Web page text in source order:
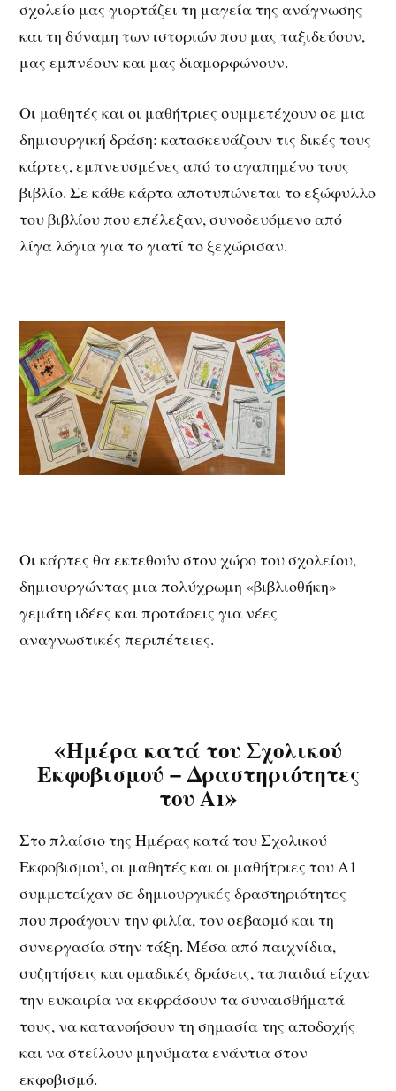
σχολείο μας γιορτάζει τη μαγεία της ανάγνωσης
και τη δύναμη των ιστοριών που μας ταξιδεύουν,
μας εμπνέουν και μας διαμορφώνουν.
Οι μαθητές και οι μαθήτριες συμμετέχουν σε μια
δημιουργική δράση: κατασκευάζουν τις δικές τους
κάρτες, εμπνευσμένες από το αγαπημένο τους
βιβλίο. Σε κάθε κάρτα αποτυπώνεται το εξώφυλλο
του βιβλίου που επέλεξαν, συνοδευόμενο από
λίγα λόγια για το γιατί το ξεχώρισαν.
Οι κάρτες θα εκτεθούν στον χώρο του σχολείου,
δημιουργώντας μια πολύχρωμη «βιβλιοθήκη»
γεμάτη ιδέες και προτάσεις για νέες
αναγνωστικές περιπέτειες.
«Ημέρα κατά του Σχολικού
Εκφοβισμού – Δραστηριότητες
του Α1»
Στο πλαίσιο της Ημέρας κατά του Σχολικού
Εκφοβισμού, οι μαθητές και οι μαθήτριες του Α1
συμμετείχαν σε δημιουργικές δραστηριότητες
που προάγουν την φιλία, τον σεβασμό και τη
συνεργασία στην τάξη. Μέσα από παιχνίδια,
συζητήσεις και ομαδικές δράσεις, τα παιδιά είχαν
την ευκαιρία να εκφράσουν τα συναισθήματά
τους, να κατανοήσουν τη σημασία της αποδοχής
και να στείλουν μηνύματα ενάντια στον
εκφοβισμό.